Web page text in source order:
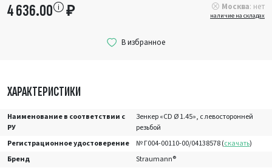
ХАРАКТЕРИСТИКИ
Наименование в соответствии с
РУ
Зенкер «CD Ø 1.45», с левосторонней
резьбой
Регистрационное удостоверение
№ Г004-00110-00/04138578 (скачать)
Бренд
Straumann®
4 636.00 ₽ Москва: нет
наличие на складах